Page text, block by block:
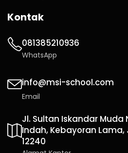
Kontak
081385210936
WhatsApp
info@msi-school.com
Email
Jl. Sultan Iskandar Muda
Indah, Kebayoran
12240